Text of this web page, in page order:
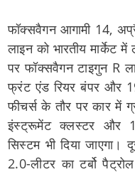
फॉक्सवैगन आगामी 14,
लाइन को भारतीय मार्केट
पर फॉक्सवैगन टाइगुन R
फ्रंट एंड रियर बंपर और
फीचर्स के तौर पर कार में
इंस्ट्रूमेंट क्लस्टर और
सिस्टम भी दिया
2.0-लीटर का टर्बो